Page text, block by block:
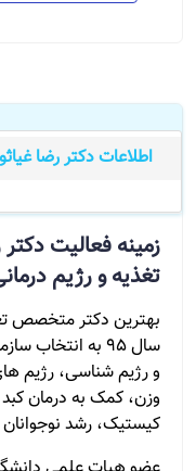
اطلاعات دکتر رضا
زمینه فعالیت
تغذیه و رژیم
بهترین دکتر متخصص
سال ۹۵ به
و رژیم شناسی،
وزن، کمک به درمان
کیستیک، رشد